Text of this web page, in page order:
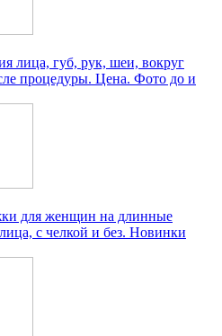
лица, губ, рук, шеи, вокруг
процедуры. Цена. Фото до и
для женщин на длинные
с челкой и без. Новинки